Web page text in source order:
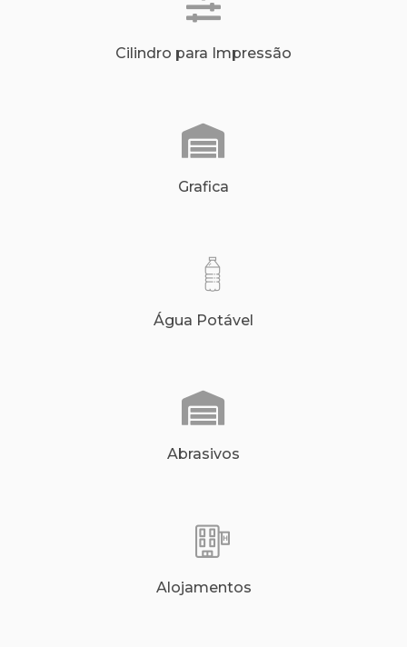
Cilindro para Impressão
Grafica
Água Potável
Abrasivos
Alojamentos